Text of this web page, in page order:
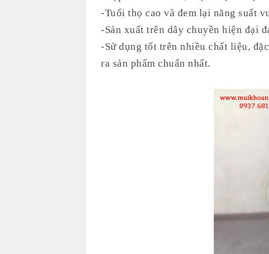
-Tuổi thọ cao và đem lại năng suất
-Sản xuất trên dây chuyền hiện đại
-Sử dụng tốt trên nhiều chất liệu,
ra sản phẩm chuẩn nhất.